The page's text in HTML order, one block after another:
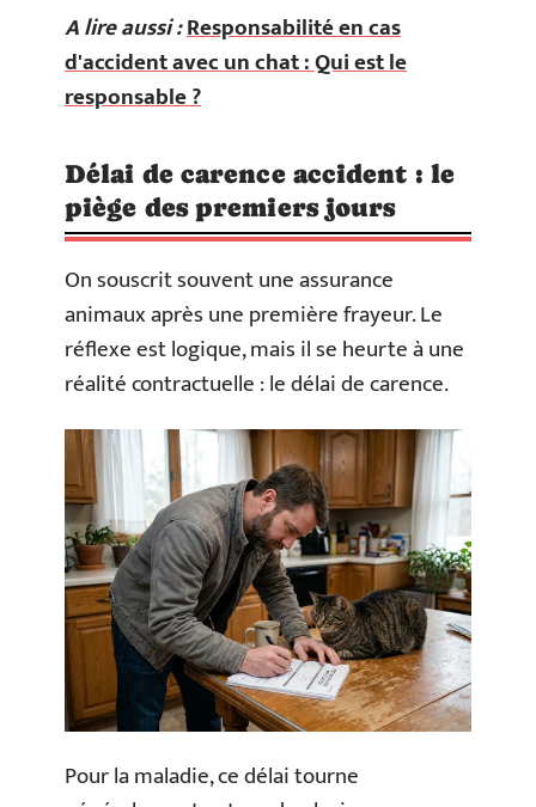
A lire aussi :Responsabilité en cas
d'accident avec un chat : Qui est le
responsable ?
Délai de carence accident : le
piège des premiers jours
On souscrit souvent une assurance
animaux après une première frayeur. Le
réflexe est logique, mais il se heurte à une
réalité contractuelle : le délai de carence.
Pour la maladie, ce délai tourne